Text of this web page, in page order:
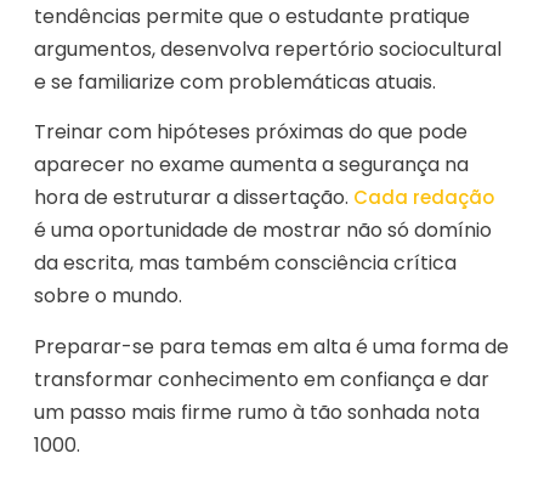
tendências permite que o estudante pratique
argumentos, desenvolva repertório sociocultural
e se familiarize com problemáticas atuais.
Treinar com hipóteses próximas do que pode
aparecer no exame aumenta a segurança na
hora de estruturar a dissertação. Cada redação
é uma oportunidade de mostrar não só domínio
da escrita, mas também consciência crítica
sobre o mundo.
Preparar-se para temas em alta é uma forma de
transformar conhecimento em confiança e dar
um passo mais firme rumo à tão sonhada nota
1000.